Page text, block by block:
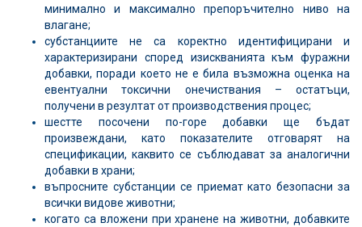
минимално и максимално препоръчително ниво на
влагане;
субстанциите не са коректно идентифицирани и
характеризирани според изискванията към фуражни
добавки, поради което не е била възможна оценка на
евентуални токсични онечиствания – остатъци,
получени в резултат от производствения процес;
шестте посочени по-горе добавки ще бъдат
произвеждани, като показателите отговарят на
спецификации, каквито се съблюдават за аналогични
добавки в храни;
въпросните субстанции се приемат като безопасни за
всички видове животни;
когато са вложени при хранене на животни, добавките